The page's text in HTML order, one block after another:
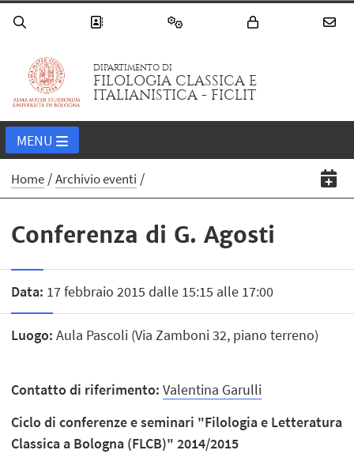
DIPARTIMENTO DI
FILOLOGIA CLASSICA E
ITALIANISTICA - FICLIT
MENU
Home Archivio eventi
Conferenza di G. Agosti
Data: 17 febbraio 2015 dalle 15:15 alle 17:00
Luogo: Aula Pascoli (Via Zamboni 32, piano terreno)
Contatto di riferimento: Valentina Garulli
Ciclo di conferenze e seminari "Filologia e Letteratura
Classica a Bologna (FLCB)" 2014/2015